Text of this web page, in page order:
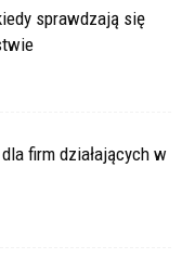
sprawdzają się
firm działających w